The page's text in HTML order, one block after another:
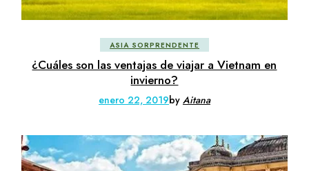
ASIA SORPRENDENTE
¿Cuáles son las ventajas de viajar a Vietnam en
invierno?
enero 22, 2019by Aitana